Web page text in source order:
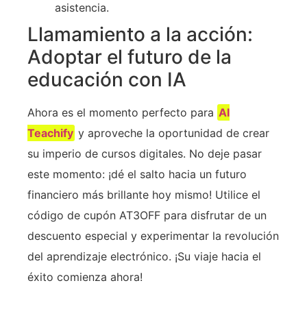
asistencia.
Llamamiento a la acción:
Adoptar el futuro de la
educación con IA
Ahora es el momento perfecto para AI
Teachify y aproveche la oportunidad de crear
su imperio de cursos digitales. No deje pasar
este momento: ¡dé el salto hacia un futuro
financiero más brillante hoy mismo! Utilice el
código de cupón AT3OFF para disfrutar de un
descuento especial y experimentar la revolución
del aprendizaje electrónico. ¡Su viaje hacia el
éxito comienza ahora!